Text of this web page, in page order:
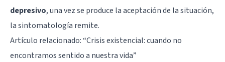
depresivo, una vez se produce la aceptación de la situación,
la sintomatología remite.
Artículo relacionado: “Crisis existencial: cuando no
encontramos sentido a nuestra vida”